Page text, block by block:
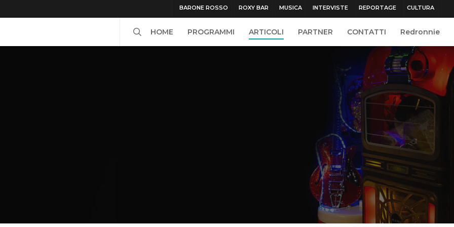
BARONE ROSSO ROXY BAR MUSICA INTERVISTE REPORTAGE CULTURA
HOME PROGRAMMI ARTICOLI PARTNER CONTATTI Redronnie